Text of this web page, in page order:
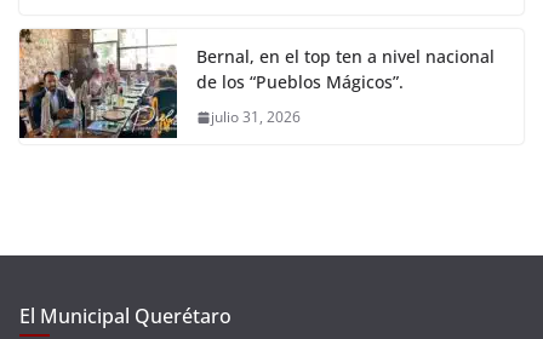
Bernal, en el top ten a nivel nacional
de los “Pueblos Mágicos”.
julio 31, 2026
El Municipal Querétaro